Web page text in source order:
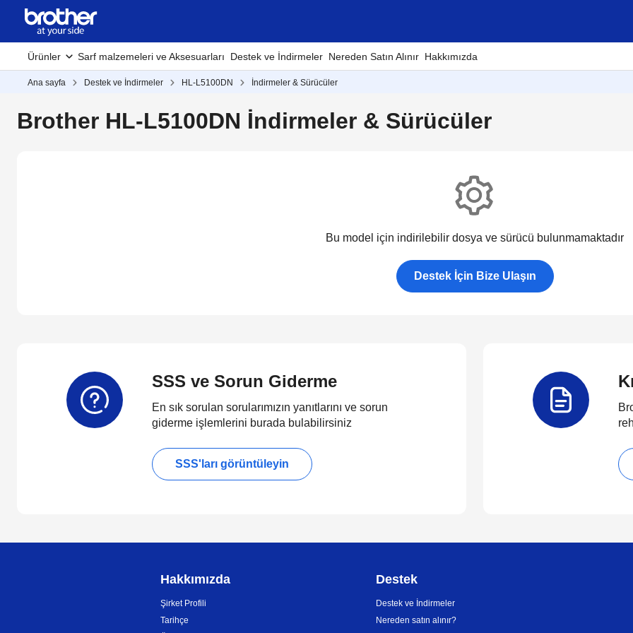
Ürünler Sarf malzemeleri ve Aksesuarları Destek ve İndirmeler Nereden Satın Alınır Hakkımızda
Ana sayfa Destek ve İndirmeler HL-L5100DN İndirmeler & Sürücüler
Brother HL-L5100DN İndirmeler & Sürücüler
Bu model için indirilebilir dosya ve sürücü bulunmamaktadır
Destek İçin Bize Ulaşın
SSS ve Sorun Giderme
En sık sorulan sorularımızın yanıtlarını ve sorun
giderme işlemlerini burada bulabilirsiniz
SSS'ları görüntüleyin
Hakkımızda
Şirket Profili
Tarihçe
Destek
Destek ve İndirmeler
Nereden satın alınır?